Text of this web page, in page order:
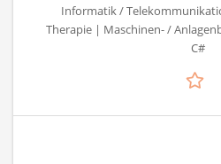
Informatik /
Therapie | Maschinen- /
C#